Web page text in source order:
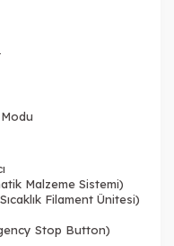
Malzeme Sistemi)
ıcaklık Filament Ünitesi)
Stop Button)